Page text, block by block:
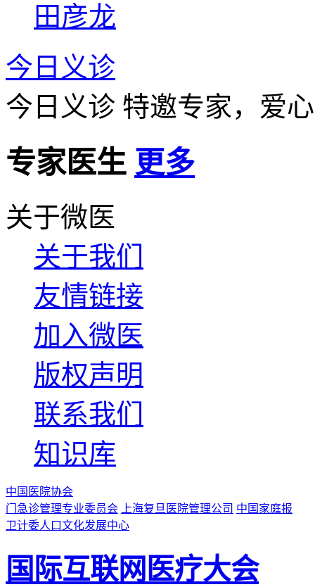
田彦龙
今日义诊
今日义诊 特邀专家，爱
专家医生 更多
关于微医
关于我们
友情链接
加入微医
版权声明
联系我们
知识库
中国医院协会
门急诊管理专业委员会 上海复旦医院管理公司 中国家庭报
卫计委人口文化发展中心
国际互联网医疗大会